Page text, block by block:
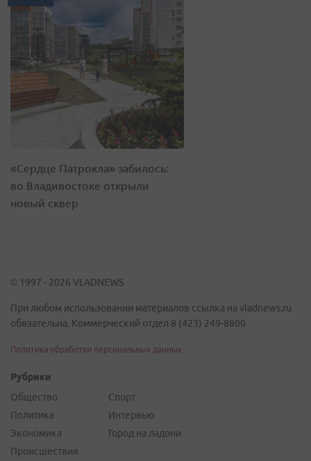
«Сердце Патрокла» забилось:
во Владивостоке открыли
новый сквер
© 1997 - 2026 VLADNEWS
При любом использовании материалов ссылка на vladnews.ru
обязательна. Коммерческий отдел 8 (423) 249-8800
Политика обработки персональных данных
Рубрики
Общество
Политика
Экономика
Происшествия
Спорт
Интервью
Город на ладони